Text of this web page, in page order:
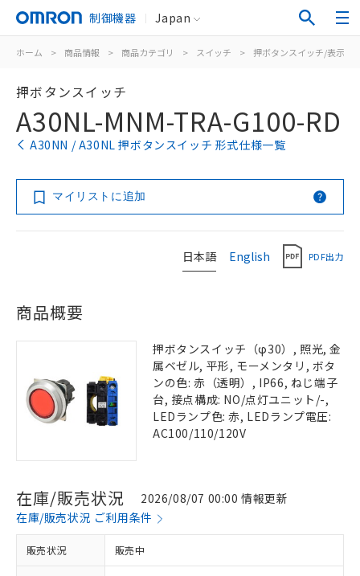
制御機器 Japan
ホーム > 商品情報 > 商品カテゴリ > スイッチ > 押ボタンスイッチ/表示灯
押ボタンスイッチ
A30NL-MNM-TRA-G100-RD
A30NN / A30NL 押ボタンスイッチ 形式仕様一覧
マイリストに追加
日本語 English PDF出力
商品概要
押ボタンスイッチ（φ30）, 照光, 金
属ベゼル, 平形, モーメンタリ, ボタ
ンの色: 赤（透明）, IP66, ねじ端子
台, 接点構成: NO/点灯ユニット/-,
LEDランプ色: 赤, LEDランプ電圧:
AC100/110/120V
在庫/販売状況
2026/08/07 00:00 情報更新
在庫/販売状況 ご利用条件
販売状況 販売中